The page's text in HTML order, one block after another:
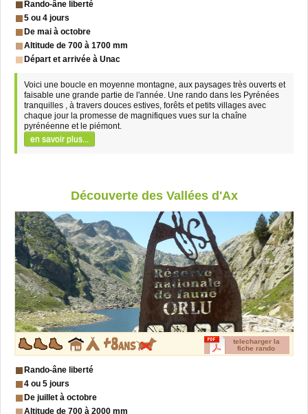
Rando-âne liberté
5 ou 4 jours
De mai à octobre
Altitude de 700 à 1700 mm
Départ et arrivée à Unac
Voici une boucle en moyenne montagne, aux paysages très ouverts et
faisable une grande partie de l'année. Une rando dans les Pyrénées
tranquilles , à travers douces estives, forêts et petits villages avec
chaque jour la promesse de magnifiques vues sur la chaîne
pyrénéenne et le piémont.
en savoir plus...
Découverte des Vallées d'Ax
telecharger la
fiche rando
Rando-âne liberté
4 ou 5 jours
De juillet à octobre
Altitude de 700 à 2000 mm